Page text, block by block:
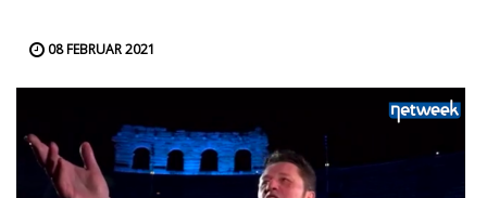
08 FEBRUAR 2021